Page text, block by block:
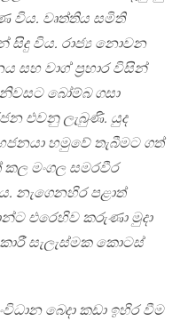
විය. වෘත්තිය සමිති
සිදු විය. රාජ්‍ය නොවන
සහ වාග් ප්‍රහාර විසින්
බෝම්බ ගසා
එවනු ලැබුණි. යුද
හමුවේ තැබීමට ගත්
මංගල සමරවීර
නැගෙනහිර පළාත්
එරෙහිව කරුණා මුදා
සැලැස්මක කොටස්
බෙදා කඩා ඉහිර වීම